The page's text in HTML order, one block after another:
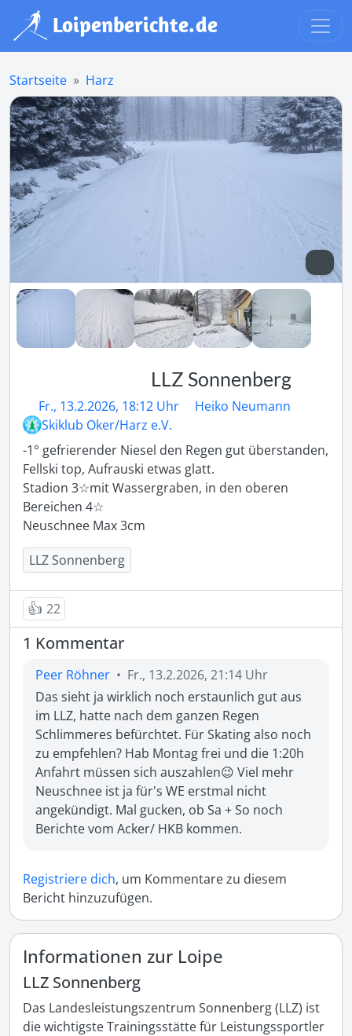
Startseite Harz
LLZ Sonnenberg
Fr., 13.2.2026, 18:12 Uhr
Heiko Neumann
Skiklub Oker/Harz e.V.
-1° gefrierender Niesel den Regen gut überstanden,
Fellski top, Aufrauski etwas glatt.
Stadion 3☆mit Wassergraben, in den oberen
Bereichen 4☆
Neuschnee Max 3cm
LLZ Sonnenberg
👍 22
1 Kommentar
Peer Röhner • Fr., 13.2.2026, 21:14 Uhr
Das sieht ja wirklich noch erstaunlich gut aus
im LLZ, hatte nach dem ganzen Regen
Schlimmeres befürchtet. Für Skating also noch
zu empfehlen? Hab Montag frei und die 1:20h
Anfahrt müssen sich auszahlen😉 Viel mehr
Neuschnee ist ja für's WE erstmal nicht
angekündigt. Mal gucken, ob Sa + So noch
Berichte vom Acker/ HKB kommen.
Registriere dich, um Kommentare zu diesem
Bericht hinzuzufügen.
Informationen zur Loipe
LLZ Sonnenberg
Das Landesleistungszentrum Sonnenberg (LLZ) ist
die wichtigste Trainingsstätte für Leistungssportler